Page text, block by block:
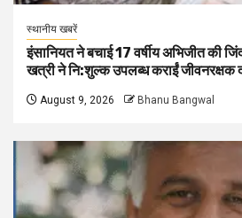
स्थानीय खबरें
इंसानियत ने बचाई 17 वर्षीय अभिजीत की
खत्री ने नि:शुल्क उपलब्ध कराईं जीवनरक्षक
August 9, 2026 Bhanu Bangwal